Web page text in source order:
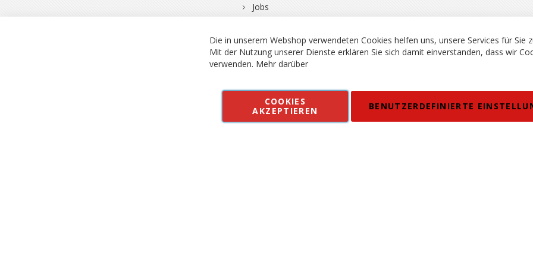
Jobs
Vertrag widerrufen Kontakt AGB Datenschutz
Alle Preise inkl. MWSt. in EUR, Angebot solange Vorrat reicht. Fehler, Irrtümer und